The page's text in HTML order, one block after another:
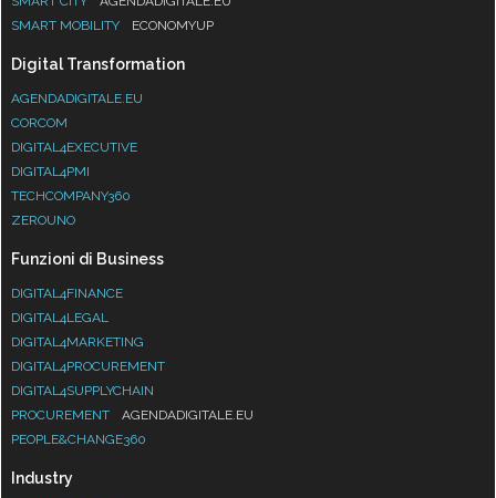
SMART MOBILITY
ECONOMYUP
Digital Transformation
AGENDADIGITALE.EU
CORCOM
DIGITAL4EXECUTIVE
DIGITAL4PMI
TECHCOMPANY360
ZEROUNO
Funzioni di Business
DIGITAL4FINANCE
DIGITAL4LEGAL
DIGITAL4MARKETING
DIGITAL4PROCUREMENT
DIGITAL4SUPPLYCHAIN
PROCUREMENT
AGENDADIGITALE.EU
PEOPLE&CHANGE360
Industry